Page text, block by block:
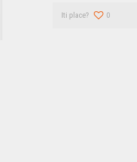
Iti place? 0